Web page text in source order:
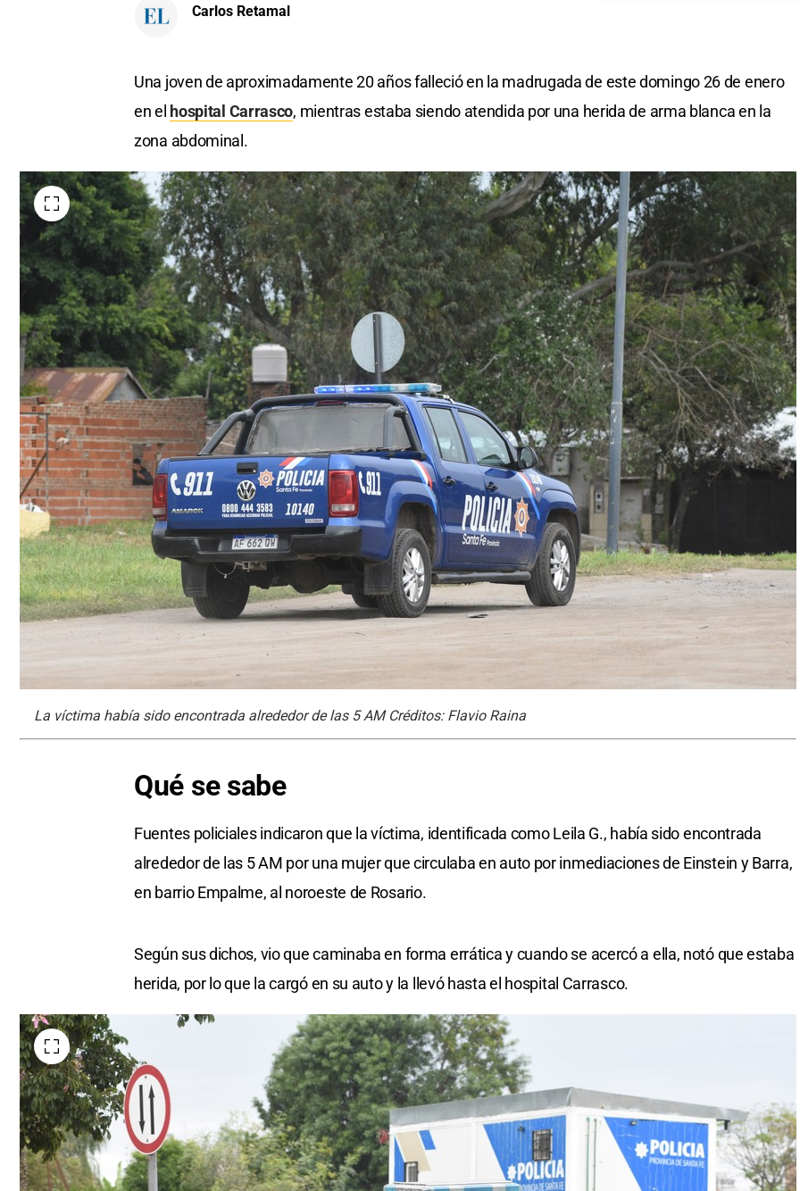
Carlos Retamal
Una joven de aproximadamente 20 años falleció en la madrugada de este domingo 26 de enero
en el hospital Carrasco, mientras estaba siendo atendida por una herida de arma blanca en la
zona abdominal.
La víctima había sido encontrada alrededor de las 5 AM Créditos: Flavio Raina
Qué se sabe
Fuentes policiales indicaron que la víctima, identificada como Leila G., había sido encontrada
alrededor de las 5 AM por una mujer que circulaba en auto por inmediaciones de Einstein y Barra,
en barrio Empalme, al noroeste de Rosario.
Según sus dichos, vio que caminaba en forma errática y cuando se acercó a ella, notó que estaba
herida, por lo que la cargó en su auto y la llevó hasta el hospital Carrasco.